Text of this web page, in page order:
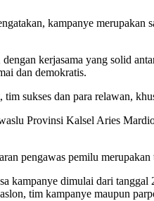
kampanye merupakan
kerjasama yang solid
dan demokratis.
sukses dan para relawan,
Provinsi Kalsel Aries
pengawas pemilu
kampanye dimulai dari
tim kampanye maupun